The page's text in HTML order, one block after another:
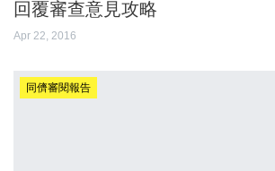
回覆審查意見攻略
Apr 22, 2016
同儕審閱報告